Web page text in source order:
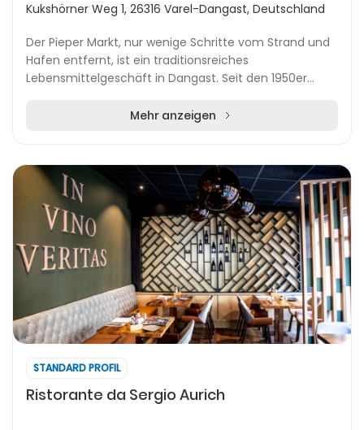
Kukshörner Weg 1, 26316 Varel-Dangast, Deutschland
Der Pieper Markt, nur wenige Schritte vom Strand und
Hafen entfernt, ist ein traditionsreiches
Lebensmittelgeschäft in Dangast. Seit den 1950er
Mehr anzeigen
STANDARD PROFIL
Ristorante da Sergio Aurich